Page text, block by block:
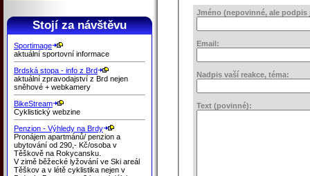
Stojí za návštěvu
Sportimage
aktuální sportovní informace
Brdská stopa - info z Brd
aktuální zpravodajství z Brd nejen
sněhové + webkamery
BikeStream
Cyklistický webzine
Penzion - Výhledy na Brdy
Pronájem apartmánů/ penzion a
ubytování od 290,- Kč/osoba v
Těškově na Rokycansku.
V zimě běžecké lyžování ve Ski areál
Těškov a v létě cyklistika nejen v
Jméno (nepovinné, ale podpis
Email:
Nadpis vaší reakce, téma:
Text (povinné):